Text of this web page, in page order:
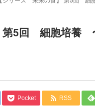
第5回 細胞培養
Pocket RSS